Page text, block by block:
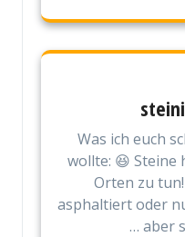
Was ich euch
wollte: 😆 Steine
Orten zu
asphaltiert oder
… aber